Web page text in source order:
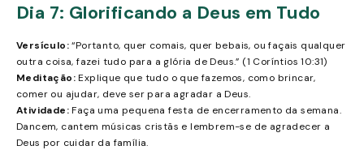
Dia 7: Glorificando a Deus em Tudo
Versículo:“Portanto, quer comais, quer bebais, ou façais qualquer
outra coisa, fazei tudo para a glória de Deus.” (1 Coríntios 10:31)
Meditação:Explique que tudo o que fazemos, como brincar,
comer ou ajudar, deve ser para agradar a Deus.
Atividade:Faça uma pequena festa de encerramento da semana.
Dancem, cantem músicas cristãs e lembrem-se de agradecer a
Deus por cuidar da família.